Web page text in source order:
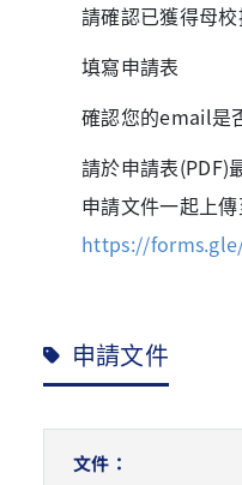
請確認已獲得母
填寫申請表
確認您的email是
請於申請表(PDF)
申請文件一起上
https://
申請文件